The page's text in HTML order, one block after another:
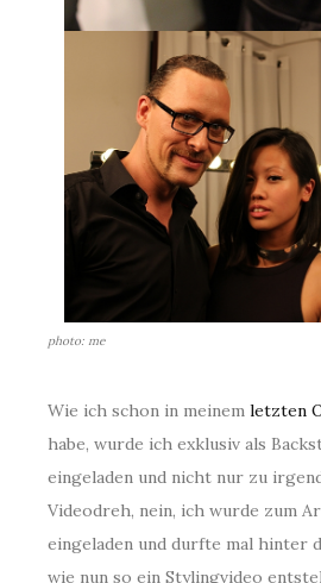
photo: me
Wie ich schon in meinem letzten
habe, wurde ich exklusiv als
eingeladen und nicht nur zu
Videodreh, nein, ich wurde zum
eingeladen und durfte mal hinter
wie nun so ein Stylingvideo